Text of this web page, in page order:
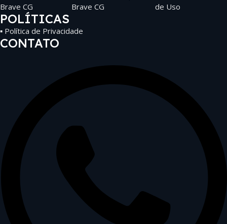
Brave CG
Brave CG
de Uso
POLÍTICAS
▪ Política de Privacidade
CONTATO